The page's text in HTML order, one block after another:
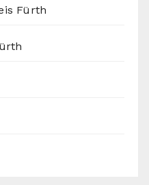
Fürth